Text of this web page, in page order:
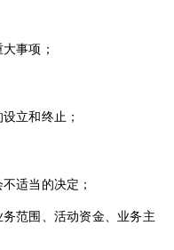
事项；
立和终止；
适当的决定；
务范围、活动资金、业务主